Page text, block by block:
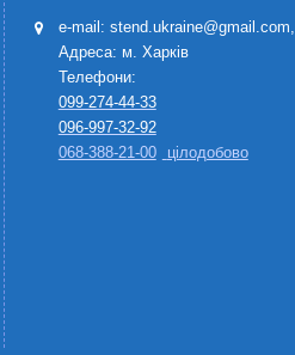
e-mail: stend.ukraine@gmail.com,
Адреса: м. Харків
Телефони:
099-274-44-33
096-997-32-92
068-388-21-00 цілодобово